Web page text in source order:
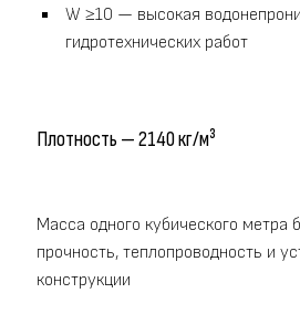
W ≥10 — высокая
гидротехнических работ
Плотность — 2140 кг/м³
Масса одного кубического метра
прочность, теплопроводность и
конструкции